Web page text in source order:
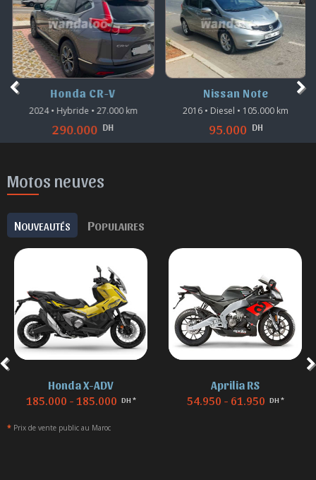
Honda CR-V
2024 • Hybride • 27.000 km
290.000 DH
Nissan Note
2016 • Diesel • 105.000 km
95.000 DH
Motos neuves
NOUVEAUTÉS POPULAIRES
Honda X-ADV
185.000 - 185.000 DH *
Aprilia RS
54.950 - 61.950 DH *
* Prix de vente public au Maroc